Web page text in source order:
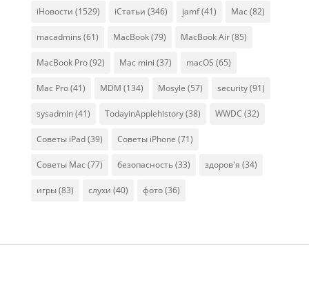
iНовости (1529) iСтатьи (346) jamf(41) Mac (82)
macadmins (61) MacBook(79) MacBook Air(85)
MacBook Pro(92) Mac mini (37) macOS (65)
Mac Pro(41) MDM (134) Mosyle (57) security(91)
sysadmin(41) TodayinApplehistory(38) WWDC (32)
Советы iPad(39) Советы iPhone (71)
Советы Mac (77) безопасность(33) здоров'я (34)
игры(83) слухи (40) фото(36)